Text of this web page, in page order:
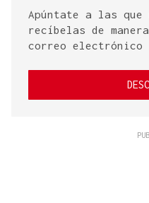
Apúntate a las
recíbelas de
correo electrónico